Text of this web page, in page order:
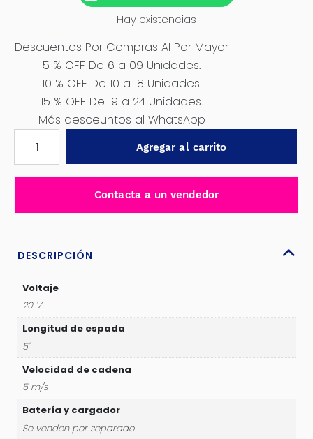
Hay existencias
Descuentos Por Compras Al Por Mayor
5 % OFF De 6 a 09 Unidades.
10 % OFF De 10 a 18 Unidades.
15 % OFF De 19 a 24 Unidades.
Más desceuntos al WhatsApp
CADENA
TGSLI2058
Agregar al carrito
Contacta a un vendedor
DESCRIPCIÓN
Voltaje
20 V
Longitud de espada
5"
Velocidad de cadena
5 m/s
Batería y cargador
Se venden por separado